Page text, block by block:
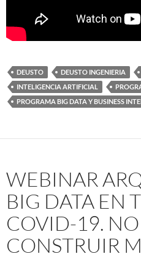
DEUSTO DEUSTO INGENIERIA
INTELIGENCIA ARTIFICIAL
PROGRAMA BIG DATA Y BUSINESS
WEBINAR
BIG DATA EN
COVID-19.
CONSTRUIR